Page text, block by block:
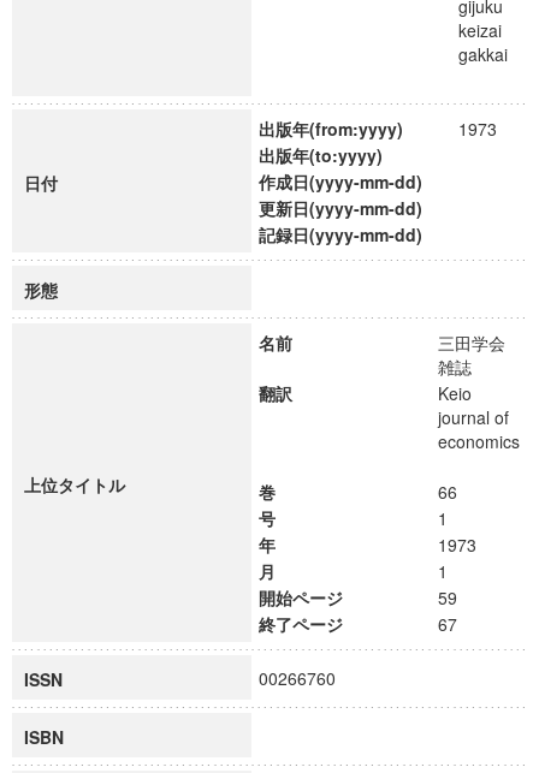
gijuku
keizai
gakkai
日付
出版年(from:yyyy)
1973
出版年(to:yyyy)
作成日(yyyy-mm-dd)
更新日(yyyy-mm-dd)
記録日(yyyy-mm-dd)
形態
上位タイトル
名前
三田学会
雑誌
翻訳
Keio
journal of
economics
巻
66
号
1
年
1973
月
1
開始ページ
59
終了ページ
67
ISSN 00266760
ISBN